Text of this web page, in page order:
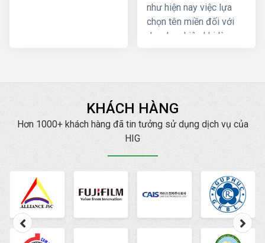
như hiện nay việc lựa
chọn tên miền đối với
doanh nghiệp khi làm
thân thiện với người
dùng đồng thời cũng là
dịch vụ sản phẩm. Sự
cạnh tranh gay gắt trên
môi trường kinh doanh
trực tuyến cộng với sự
ra đời và hỗ trợ của SEO
KHÁCH HÀNG
Hơn 1000+ khách hàng đã tin tưởng sử dụng dịch vụ của
HIG